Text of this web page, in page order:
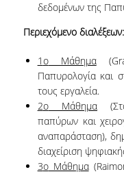
E-
WEBMAIL
ΕΠΙΚΟΙΝΩΝΙΑ
δεδομένων της
Περιεχόμενο διαλέξεων:
1οΜάθημα
Παπυρολογία και
τους εργαλεία.
2οΜάθημα
παπύρων και
αναπαράσταση),
διαχείριση
3οΜάθημα